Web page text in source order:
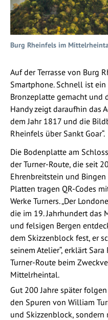
Burg Rheinfels im
Auf der Terrasse von Burg
Smartphone. Schnell ist
Bronzeplatte gemacht und
Handy zeigt daraufhin das
dem Jahr 1817 und die
Rheinfels über Sankt Goar“.
Die Bodenplatte am
der Turner-Route, die seit
Ehrenbreitstein und
Platten tragen QR-Codes
Werke Turners. „Der
die im 19. Jahrhundert das
und felsigen Bergen
dem Skizzenblock fest, er
seinem Atelier“, erklärt
Turner-Route beim
Mittelrheintal.
Gut 200 Jahre später
den Spuren von William
und Skizzenblock, sondern